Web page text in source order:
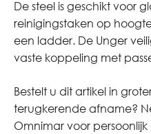
De steel is geschikt voor
reinigingstaken op
een ladder. De Unger
vaste koppeling met
Bestelt u dit artikel in
terugkerende afname?
Omnimar voor